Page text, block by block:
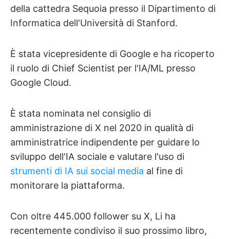
della cattedra Sequoia presso il Dipartimento di
Informatica dell'Università di Stanford.
È stata vicepresidente di Google e ha ricoperto
il ruolo di Chief Scientist per l'IA/ML presso
Google Cloud.
È stata nominata nel consiglio di
amministrazione di X nel 2020 in qualità di
amministratrice indipendente per guidare lo
sviluppo dell'IA sociale e valutare l'uso di
strumenti di IA sui social media al fine di
monitorare la piattaforma.
Con oltre 445.000 follower su X, Li ha
recentemente condiviso il suo prossimo libro,